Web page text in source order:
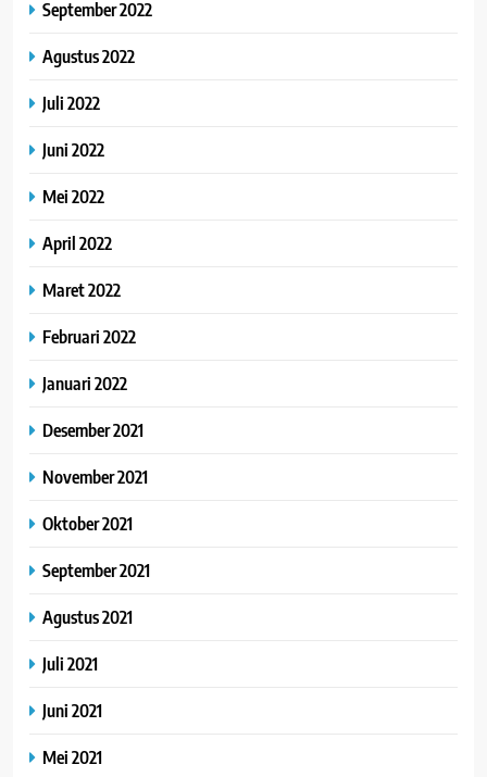
September 2022
Agustus 2022
Juli 2022
Juni 2022
Mei 2022
April 2022
Maret 2022
Februari 2022
Januari 2022
Desember 2021
November 2021
Oktober 2021
September 2021
Agustus 2021
Juli 2021
Juni 2021
Mei 2021